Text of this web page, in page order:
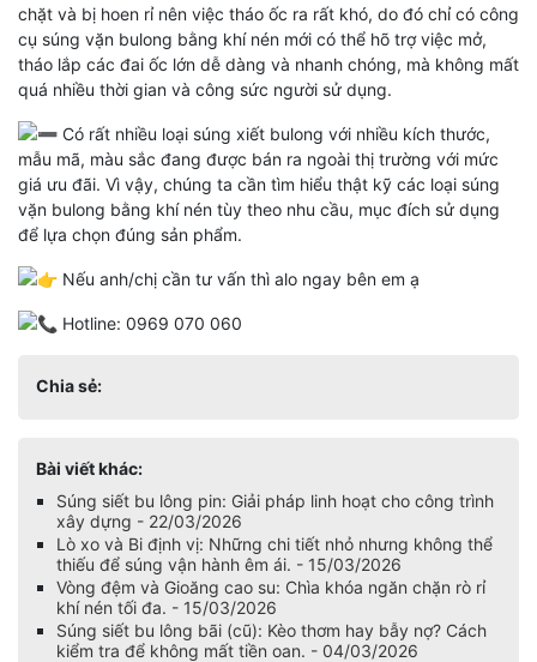
chặt và bị hoen rỉ nên việc tháo ốc ra rất khó, do đó chỉ có công
cụ súng vặn bulong bằng khí nén mới có thể hõ trợ việc mở,
tháo lắp các đai ốc lớn dễ dàng và nhanh chóng, mà không mất
quá nhiều thời gian và công sức người sử dụng.
Có rất nhiều loại súng xiết bulong với nhiều kích thước,
mẫu mã, màu sắc đang được bán ra ngoài thị trường với mức
giá ưu đãi. Vì vậy, chúng ta cần tìm hiểu thật kỹ các loại súng
vặn bulong bằng khí nén tùy theo nhu cầu, mục đích sử dụng
để lựa chọn đúng sản phẩm.
Nếu anh/chị cần tư vấn thì alo ngay bên em ạ
Hotline: 0969 070 060
Chia sẻ:
Bài viết khác:
Súng siết bu lông pin: Giải pháp linh hoạt cho công trình
xây dựng - 22/03/2026
Lò xo và Bi định vị: Những chi tiết nhỏ nhưng không thể
thiếu để súng vận hành êm ái. - 15/03/2026
Vòng đệm và Gioăng cao su: Chìa khóa ngăn chặn rò rỉ
khí nén tối đa. - 15/03/2026
Súng siết bu lông bãi (cũ): Kèo thơm hay bẫy nợ? Cách
kiểm tra để không mất tiền oan. - 04/03/2026